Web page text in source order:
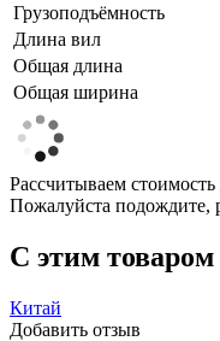
Грузоподъёмность
Длина вил
Общая длина
Общая ширина
Рассчитываем стоимость
Пожалуйста подождите,
C этим
Китай
Добавить отзыв